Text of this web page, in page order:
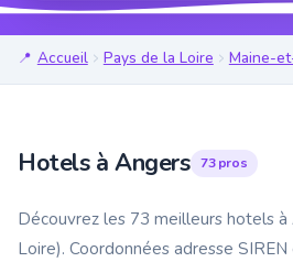
Accueil Pays de la Loire Maine-
Hotels à Angers 73 pros
Découvrez les 73 meilleurs hotels
Loire). Coordonnées adresse